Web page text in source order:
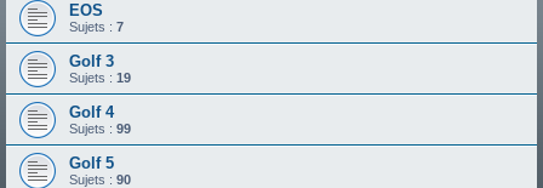
EOS
Sujets : 7
Golf 3
Sujets : 19
Golf 4
Sujets : 99
Golf 5
Sujets : 90